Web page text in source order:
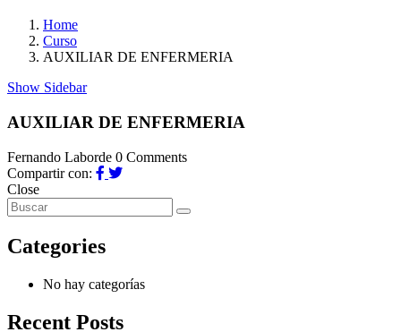
Home
Curso
AUXILIAR DE ENFERMERIA
Show Sidebar
AUXILIAR DE ENFERMERIA
Fernando Laborde 0 Comments
Compartir con:
Close
Categories
No hay categorías
Recent Posts